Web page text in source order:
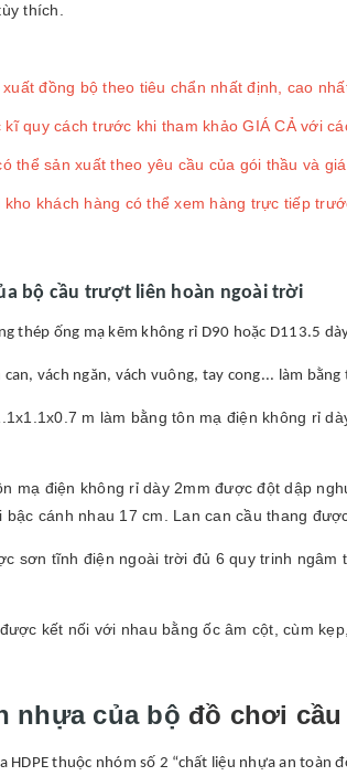
thích.
đồng bộ theo tiêu chẩn nhất định, cao
quy cách trước khi tham khảo GIÁ CẢ với
thể sản xuất theo yêu cầu của gói thầu và
khách hàng có thể xem hàng trực tiếp
bộ cầu trượt liên hoàn ngoài trời
thép ống mạ kẽm không rỉ D90 hoặc D113.5
vách ngăn, vách vuông, tay cong... làm
m làm bằng tôn mạ điện không rỉ
mạ điện không rỉ dày 2mm được đột dập
cánh nhau 17 cm. Lan can cầu thang
sơn tĩnh điện ngoài trời đủ 6 quy trinh
kết nối với nhau bằng ốc âm cột, cùm
nhựa của bộ đồ chơi
HDPE thuộc nhóm số 2 “chất liệu nhựa an toàn